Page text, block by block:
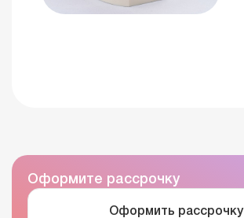
Оформите рассрочку
Оформить рассрочку